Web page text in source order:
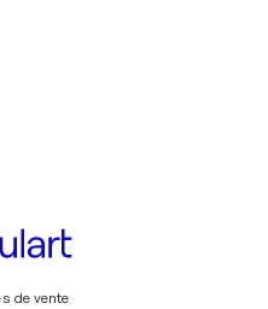
de vente